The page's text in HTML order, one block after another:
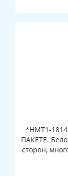
*НМТ1-
ПАКЕТЕ.
сторон,
с